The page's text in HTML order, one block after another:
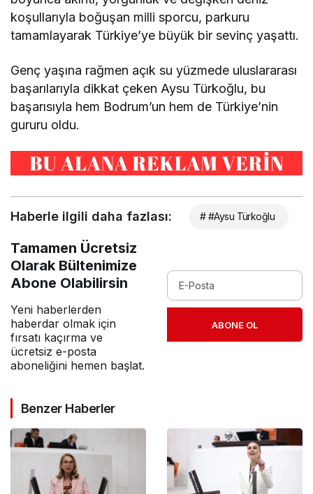
koşullarıyla boğuşan milli sporcu, parkuru
tamamlayarak Türkiye’ye büyük bir sevinç yaşattı.
Genç yaşına rağmen açık su yüzmede uluslararası
başarılarıyla dikkat çeken Aysu Türkoğlu, bu
başarısıyla hem Bodrum’un hem de Türkiye’nin
gururu oldu.
Haberle ilgili daha fazlası: # #Aysu Türkoğlu
Tamamen Ücretsiz
Olarak Bültenimize
Abone Olabilirsin
Yeni haberlerden
haberdar olmak için
fırsatı kaçırma ve
ücretsiz e-posta
aboneliğini hemen başlat.
ABONE OL
Benzer Haberler